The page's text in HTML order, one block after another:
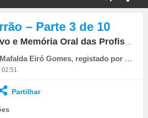
– Parte 3 de 10
Oral das Profissões da Comunicação
Em conversa com Mafalda Eiró Gomes, registado por Miguel Batista.
Partilhar